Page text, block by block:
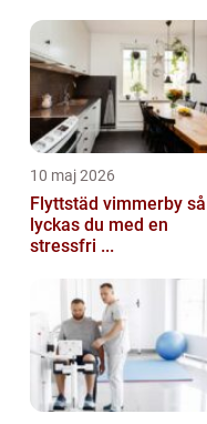
10 maj 2026
Flyttstäd vimmerby så
lyckas du med en
stressfri ...